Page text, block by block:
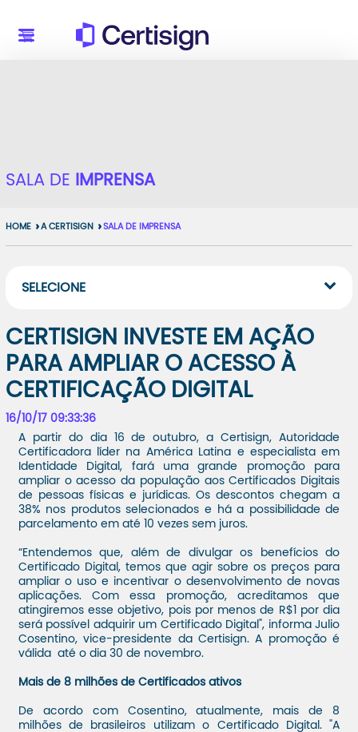
SALA DE IMPRENSA
HOME A CERTISIGN SALA DE IMPRENSA
SELECIONE
CERTISIGN INVESTE EM AÇÃO
PARA AMPLIAR O ACESSO À
CERTIFICAÇÃO DIGITAL
16/10/17 09:33:36
A partir do dia 16 de outubro, a Certisign, Autoridade
Certificadora líder na América Latina e especialista em
Identidade Digital, fará uma grande promoção para
ampliar o acesso da população aos Certificados Digitais
de pessoas físicas e jurídicas. Os descontos chegam a
38% nos produtos selecionados e há a possibilidade de
parcelamento em até 10 vezes sem juros.
“Entendemos que, além de divulgar os benefícios do
Certificado Digital, temos que agir sobre os preços para
ampliar o uso e incentivar o desenvolvimento de novas
aplicações. Com essa promoção, acreditamos que
atingiremos esse objetivo, pois por menos de R$1 por dia
será possível adquirir um Certificado Digital", informa Julio
Cosentino, vice-presidente da Certisign. A promoção é
válida até o dia 30 de novembro.
Mais de 8 milhões de Certificados ativos
De acordo com Cosentino, atualmente, mais de 8
milhões de brasileiros utilizam o Certificado Digital. "A